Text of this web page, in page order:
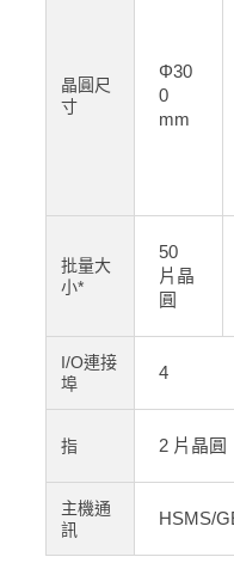
晶圓尺
寸
Φ30
0
mm
批量大
小*
50
片晶
圓
I/O連接
埠
4
指 2 片晶圓
主機通
訊
HSMS/